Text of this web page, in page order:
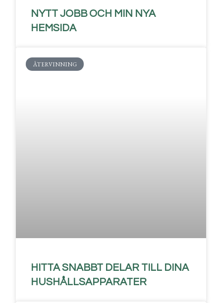
NYTT JOBB OCH MIN NYA
HEMSIDA
ÅTERVINNING
HITTA SNABBT DELAR TILL DINA
HUSHÅLLSAPPARATER